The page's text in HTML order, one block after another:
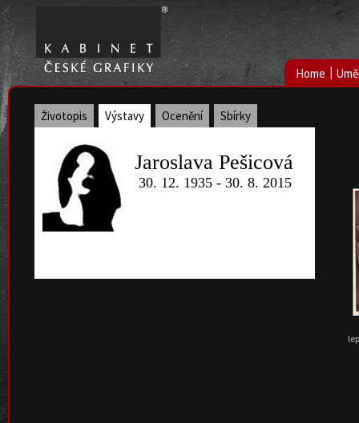
Home |
Životopis Výstavy Ocenění Sbírky
Jaroslava Pešicová
30. 12. 1935 - 30. 8. 2015